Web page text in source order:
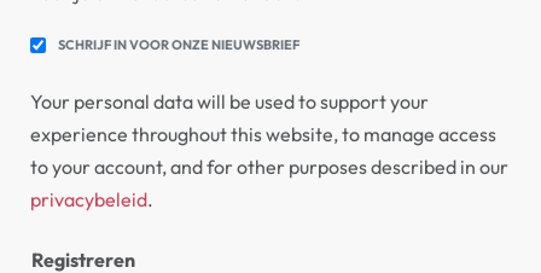
SCHRIJF IN VOOR ONZE NIEUWSBRIEF
Your personal data will be used to support your
experience throughout this website, to manage access
to your account, and for other purposes described in our
privacybeleid.
Registreren